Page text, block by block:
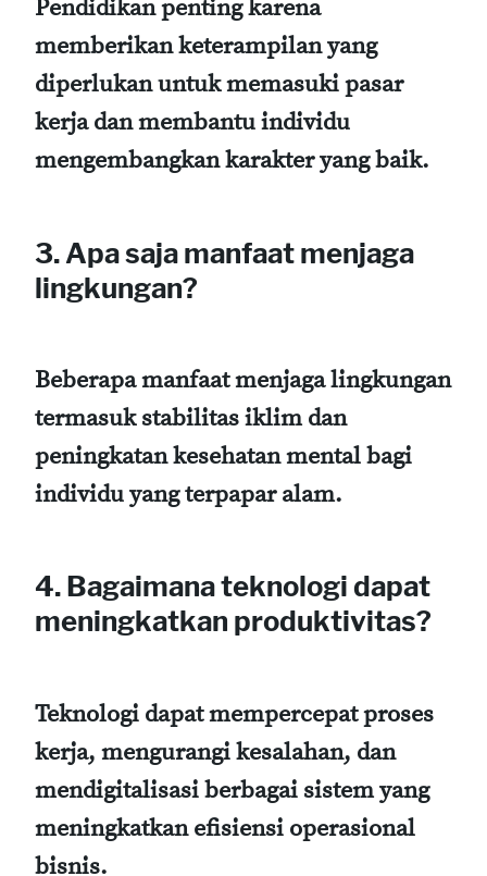
Pendidikan penting karena
memberikan keterampilan yang
diperlukan untuk memasuki pasar
kerja dan membantu individu
mengembangkan karakter yang baik.
3. Apa saja manfaat menjaga
lingkungan?
Beberapa manfaat menjaga lingkungan
termasuk stabilitas iklim dan
peningkatan kesehatan mental bagi
individu yang terpapar alam.
4. Bagaimana teknologi dapat
meningkatkan produktivitas?
Teknologi dapat mempercepat proses
kerja, mengurangi kesalahan, dan
mendigitalisasi berbagai sistem yang
meningkatkan efisiensi operasional
bisnis.